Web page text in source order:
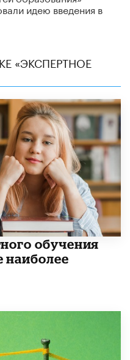
идею введения в
«ЭКСПЕРТНОЕ
обучения
наиболее